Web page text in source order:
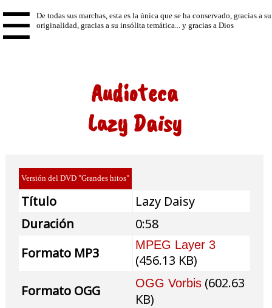
☰
Audioteca
Lazy Daisy
Versión del DVD "Grandes hitos"
Título
Lazy Daisy
Duración
0:58
Formato MP3
MPEG Layer 3
(456.13 KB)
Formato OGG
OGG Vorbis (602.63
KB)